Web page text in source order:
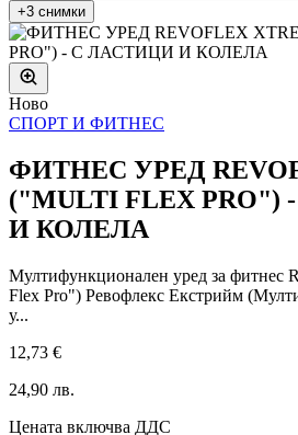
+3 снимки
Ново
СПОРТ И ФИТНЕС
ФИТНЕС УРЕД
("MULTI FLEX
И КОЛЕЛА
Мултифункционален уред за фитнес
Flex Pro") Ревофлекс Екстрийм
у...
12,73 €
24,90 лв.
Цената включва ДДС